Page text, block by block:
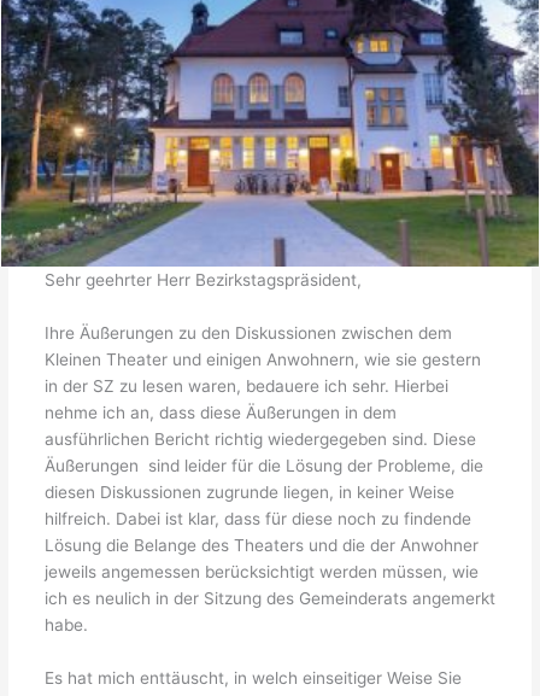
Sehr geehrter Herr Bezirkstagspräsident,
Ihre Äußerungen zu den Diskussionen zwischen dem
Kleinen Theater und einigen Anwohnern, wie sie gestern
in der SZ zu lesen waren, bedauere ich sehr. Hierbei
nehme ich an, dass diese Äußerungen in dem
ausführlichen Bericht richtig wiedergegeben sind. Diese
Äußerungen sind leider für die Lösung der Probleme, die
diesen Diskussionen zugrunde liegen, in keiner Weise
hilfreich. Dabei ist klar, dass für diese noch zu findende
Lösung die Belange des Theaters und die der Anwohner
jeweils angemessen berücksichtigt werden müssen, wie
ich es neulich in der Sitzung des Gemeinderats angemerkt
habe.
Es hat mich enttäuscht, in welch einseitiger Weise Sie